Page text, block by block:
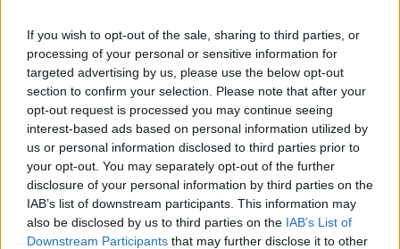
If you wish to opt-out of the sale, sharing to third parties, or
processing of your personal or sensitive information for
targeted advertising by us, please use the below opt-out
section to confirm your selection. Please note that after your
opt-out request is processed you may continue seeing
interest-based ads based on personal information utilized by
us or personal information disclosed to third parties prior to
your opt-out. You may separately opt-out of the further
disclosure of your personal information by third parties on the
IAB’s list of downstream participants. This information may
also be disclosed by us to third parties on the IAB’s List of
Downstream Participants that may further disclose it to other
Τηλεόραση|16.10.2022 10:00
Αυτή η νύχτα μένει - Επόμενα επεισόδια:
Ο Στρατής, χτυπημένος καταλήγει στο
νεκροταφείο